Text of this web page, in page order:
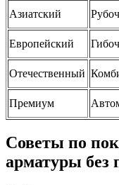
Азиатский
Европейский
Отечественный
Премиум
Советы по
арматуры без